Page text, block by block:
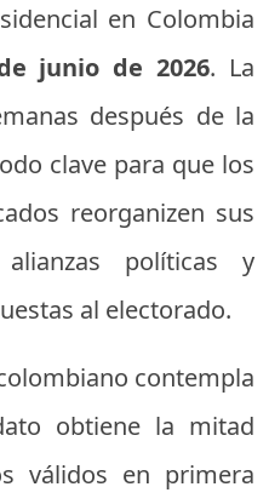
en Colombia
junio de 2026. La
después de la
clave para que los
reorganizen sus
alianzas políticas y
al electorado.
contempla
obtiene la mitad
válidos en primera